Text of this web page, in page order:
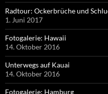
Radtour: Ockerbrüche und
1. Juni 2017
Fotogalerie: Hawaii
14. Oktober 2016
Unterwegs auf Kauai
14. Oktober 2016
Fotogalerie: Hamburg